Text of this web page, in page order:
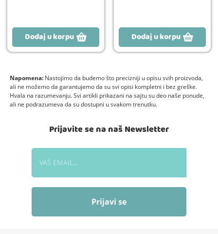
Dodaj u korpu Dodaj u korpu
Napomena: Nastojimo da budemo što precizniji u opisu svih proizvoda,
ali ne možemo da garantujemo da su svi opisi kompletni i bez greške.
Hvala na razumevanju. Svi artikli prikazani na sajtu su deo naše ponude,
ali ne podrazumeva da su dostupni u svakom trenutku.
Prijavite se na naš Newsletter
Prijavi se